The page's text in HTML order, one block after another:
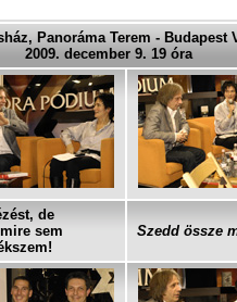
Panoráma Terem - Budapest
2009. december 9. 19 óra
de
sem
Szedd össze